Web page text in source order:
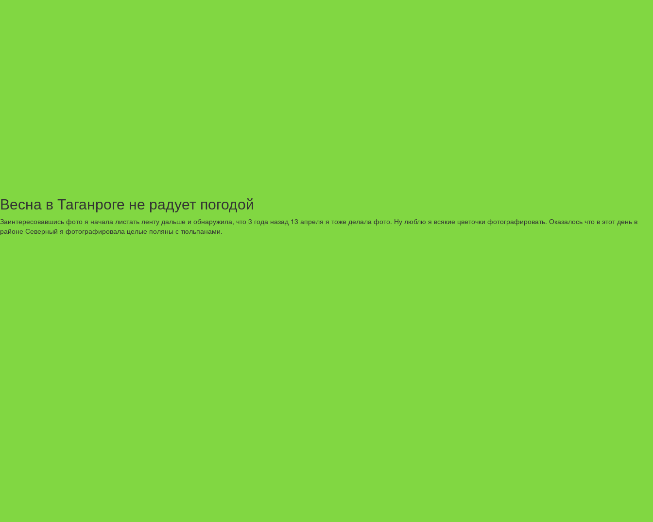
Весна в Таганроге не радует погодой
Заинтересовавшись фото я начала листать ленту дальше и обнаружила, что 3 года назад 13 апреля я тоже делала фото. Ну люблю я всякие цветочки фотографировать. Оказалось что в этот день в
районе Северный я фотографировала целые поляны с тюльпанами.